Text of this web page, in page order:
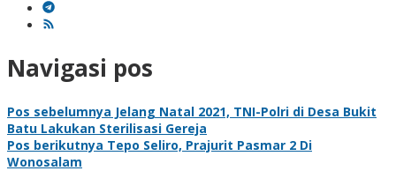
Navigasi pos
Pos sebelumnya Jelang Natal 2021, TNI-Polri di Desa Bukit
Batu Lakukan Sterilisasi Gereja
Pos berikutnya Tepo Seliro, Prajurit Pasmar 2 Di
Wonosalam